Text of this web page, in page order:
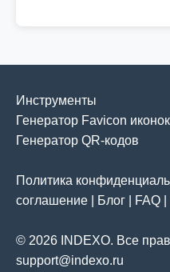
Инструменты
Генератор Favicon
Генератор QR-кодов
Политика
соглашение
Блог FAQ
© 2026 INDEXO. Все
support@indexo.ru